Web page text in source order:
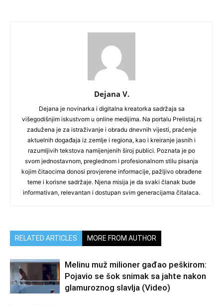
Dejana V.
Dejana je novinarka i digitalna kreatorka sadržaja sa
višegodišnjim iskustvom u online medijima. Na portalu Prelistaj.rs
zadužena je za istraživanje i obradu dnevnih vijesti, praćenje
aktuelnih događaja iz zemlje i regiona, kao i kreiranje jasnih i
razumljivih tekstova namijenjenih široj publici. Poznata je po
svom jednostavnom, preglednom i profesionalnom stilu pisanja
kojim čitaocima donosi provjerene informacije, pažljivo obrađene
teme i korisne sadržaje. Njena misija je da svaki članak bude
informativan, relevantan i dostupan svim generacijama čitalaca.
RELATED ARTICLES MORE FROM AUTHOR
Melinu muž milioner gađao peškirom:
Pojavio se šok snimak sa jahte nakon
glamuroznog slavlja (Video)